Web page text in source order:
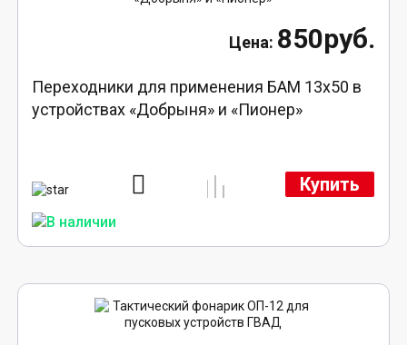
850руб.
Переходники для применения БАМ 13x50 в
устройствах «Добрыня» и «Пионер»
Купить